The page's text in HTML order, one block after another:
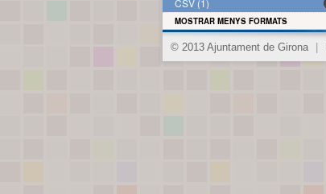
CSV (1)
MOSTRAR MENYS FORMATS
© 2013 Ajuntament de Girona